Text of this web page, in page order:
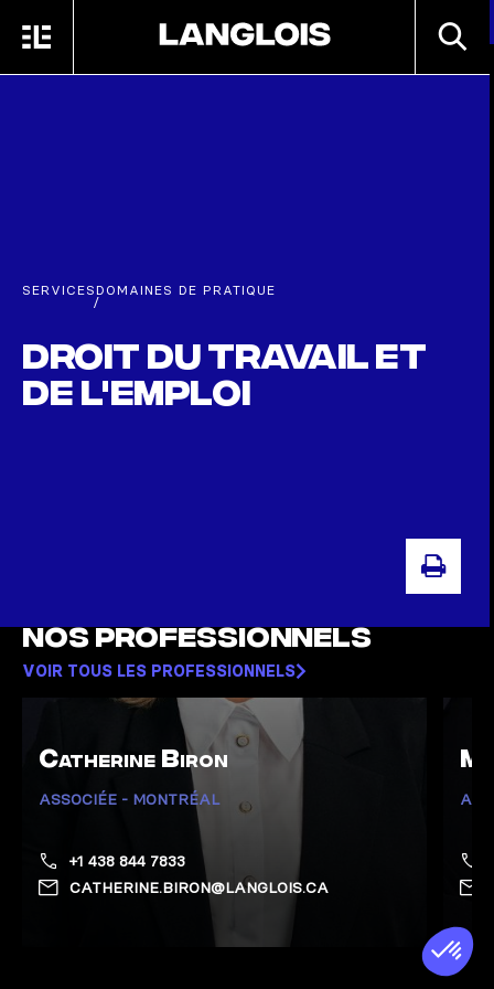
MENU
SERVICES
/
DOMAINES DE PRATIQUE
Droit du travail et
de l'emploi
Nos professionnels
VOIR TOUS LES PROFESSIONNELS
Catherine Biron
ASSOCIÉE - MONTRÉAL
+1 438 844 7833
CATHERINE.BIRON@LANGLOIS.CA